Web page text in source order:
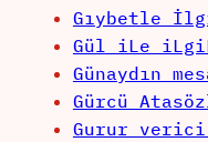
Gıybetle
Gül iLe
Günaydın
Gürcü
Gurur